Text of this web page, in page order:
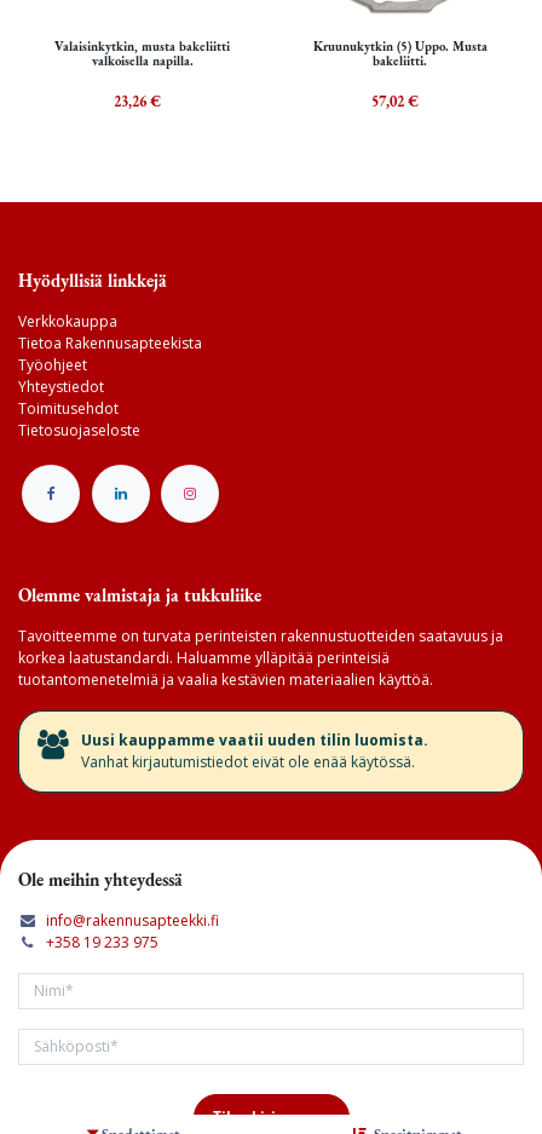
Valaisinkytkin, musta bakeliitti
valkoisella napilla.
23,26€
Kruunukytkin (5) Uppo. Musta
bakeliitti.
57,02€
Hyödyllisiä linkkejä
Verkkokauppa
Tietoa Rakennusapteekista
Työohjeet
Yhteystiedot
Toimitusehdot
Tietosuojaseloste
Olemme valmistaja ja tukkuliike
Tavoitteemme on turvata perinteisten rakennustuotteiden saatavuus ja
korkea laatustandardi. Haluamme ylläpitää perinteisiä
tuotantomenetelmiä ja vaalia kestävien materiaalien käyttöä.
​Uusi kauppamme vaatii uuden tilin luomista.
Vanhat kirjautumistiedot eivät ole enää käytössä.
Ole meihin yhteydessä
info@rakennusapteekki.fi
+358 19 233 975
Tilaa kirjeemme